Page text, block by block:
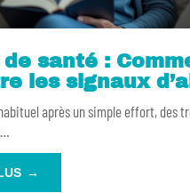
de santé :
les signaux
après un simple effort, des
…